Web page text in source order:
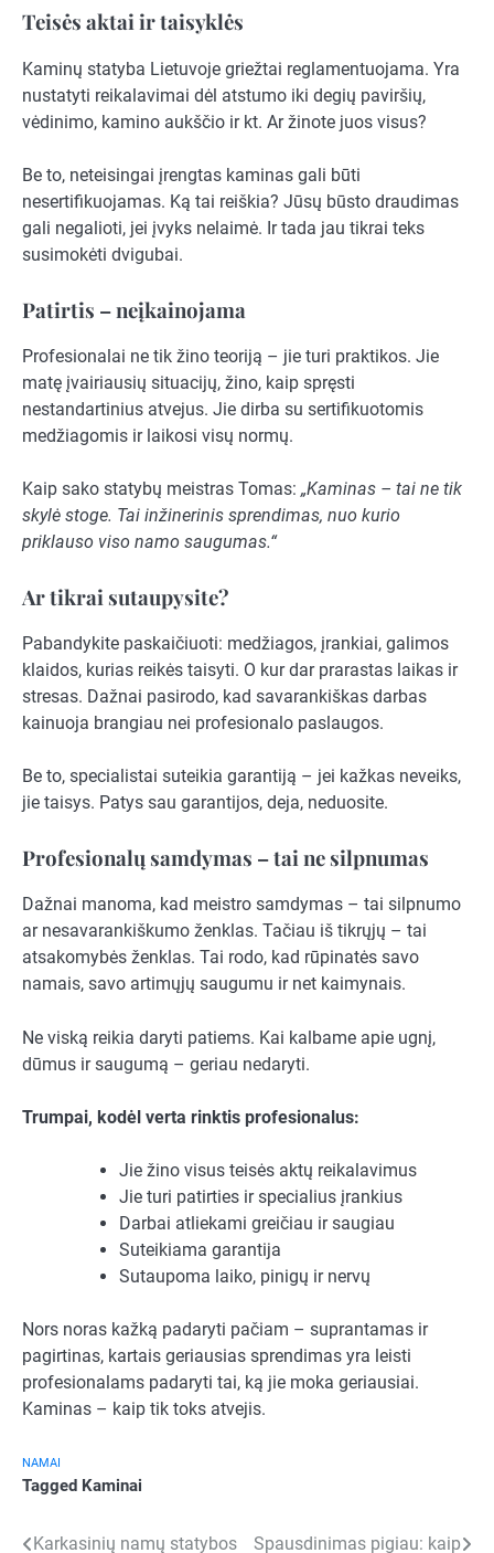
Teisės aktai ir taisyklės
Kaminų statyba Lietuvoje griežtai reglamentuojama. Yra
nustatyti reikalavimai dėl atstumo iki degių paviršių,
vėdinimo, kamino aukščio ir kt. Ar žinote juos visus?
Be to, neteisingai įrengtas kaminas gali būti
nesertifikuojamas. Ką tai reiškia? Jūsų būsto draudimas
gali negalioti, jei įvyks nelaimė. Ir tada jau tikrai teks
susimokėti dvigubai.
Patirtis – neįkainojama
Profesionalai ne tik žino teoriją – jie turi praktikos. Jie
matę įvairiausių situacijų, žino, kaip spręsti
nestandartinius atvejus. Jie dirba su sertifikuotomis
medžiagomis ir laikosi visų normų.
Kaip sako statybų meistras Tomas: „Kaminas – tai ne tik
skylė stoge. Tai inžinerinis sprendimas, nuo kurio
priklauso viso namo saugumas.“
Ar tikrai sutaupysite?
Pabandykite paskaičiuoti: medžiagos, įrankiai, galimos
klaidos, kurias reikės taisyti. O kur dar prarastas laikas ir
stresas. Dažnai pasirodo, kad savarankiškas darbas
kainuoja brangiau nei profesionalo paslaugos.
Be to, specialistai suteikia garantiją – jei kažkas neveiks,
jie taisys. Patys sau garantijos, deja, neduosite.
Profesionalų samdymas – tai ne silpnumas
Dažnai manoma, kad meistro samdymas – tai silpnumo
ar nesavarankiškumo ženklas. Tačiau iš tikrųjų – tai
atsakomybės ženklas. Tai rodo, kad rūpinatės savo
namais, savo artimųjų saugumu ir net kaimynais.
Ne viską reikia daryti patiems. Kai kalbame apie ugnį,
dūmus ir saugumą – geriau nedaryti.
Trumpai, kodėl verta rinktis profesionalus:
Jie žino visus teisės aktų reikalavimus
Jie turi patirties ir specialius įrankius
Darbai atliekami greičiau ir saugiau
Suteikiama garantija
Sutaupoma laiko, pinigų ir nervų
Nors noras kažką padaryti pačiam – suprantamas ir
pagirtinas, kartais geriausias sprendimas yra leisti
profesionalams padaryti tai, ką jie moka geriausiai.
Kaminas – kaip tik toks atvejis.
NAMAI
Tagged Kaminai
Karkasinių namų statybos Spausdinimas pigiau: kaip